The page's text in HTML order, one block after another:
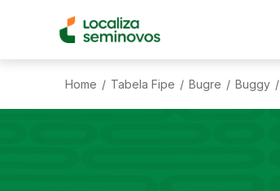
Home / Tabela Fipe / Bugre / Buggy /